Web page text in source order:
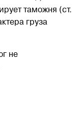
таможня (ст.
груза
не